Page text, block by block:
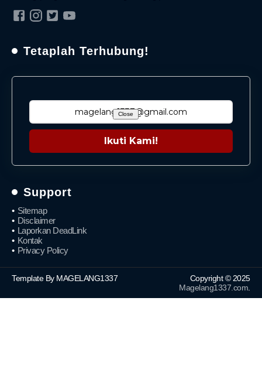
Tetaplah Terhubung!
Ikuti Kami!
Support
Sitemap
Disclaimer
Laporkan DeadLink
Kontak
Privacy Policy
Template By MAGELANG1337
Copyright © 2025
Magelang1337.com
Close